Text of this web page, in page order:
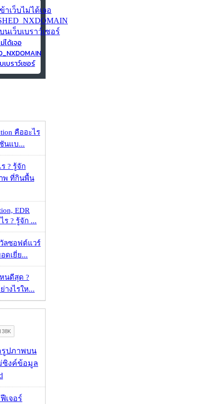
ได้เจอ
บราว์เซอร์
คืออะไร
นแบ...
? รู้จัก
พ ที่กินพื้น
EDR
ร ? รู้จัก ...
วัลซอฟต์แวร์
ดเยี่ย...
นดีสุด ?
างไรให...
รูปภาพบน
ซิงค์ข้อมูล
เจอร์